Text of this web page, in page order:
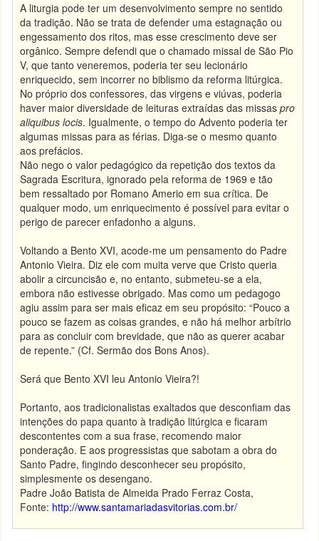
A liturgia pode ter um desenvolvimento sempre no sentido
da tradição. Não se trata de defender uma estagnação ou
engessamento dos ritos, mas esse crescimento deve ser
orgânico. Sempre defendi que o chamado missal de São Pio
V, que tanto veneremos, poderia ter seu lecionário
enriquecido, sem incorrer no biblismo da reforma litúrgica.
No próprio dos confessores, das virgens e viúvas, poderia
haver maior diversidade de leituras extraídas das missaspro
aliquibus locis. Igualmente, o tempo do Advento poderia ter
algumas missas para as férias. Diga-se o mesmo quanto
aos prefácios.
Não nego o valor pedagógico da repetição dos textos da
Sagrada Escritura, ignorado pela reforma de 1969 e tão
bem ressaltado por Romano Amerio em sua crítica. De
qualquer modo, um enriquecimento é possível para evitar o
perigo de parecer enfadonho a alguns.
Voltando a Bento XVI, acode-me um pensamento do Padre
Antonio Vieira. Diz ele com muita verve que Cristo queria
abolir a circuncisão e, no entanto, submeteu-se a ela,
embora não estivesse obrigado. Mas como um pedagogo
agiu assim para ser mais eficaz em seu propósito: “Pouco a
pouco se fazem as coisas grandes, e não há melhor arbítrio
para as concluir com brevidade, que não as querer acabar
de repente.” (Cf. Sermão dos Bons Anos).
Será que Bento XVI leu Antonio Vieira?!
Portanto, aos tradicionalistas exaltados que desconfiam das
intenções do papa quanto à tradição litúrgica e ficaram
descontentes com a sua frase, recomendo maior
ponderação. E aos progressistas que sabotam a obra do
Santo Padre, fingindo desconhecer seu propósito,
simplesmente os desengano.
Padre João Batista de Almeida Prado Ferraz Costa,
Fonte: http://www.santamariadasvitorias.com.br/